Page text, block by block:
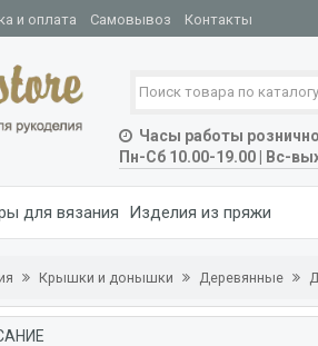
и оплата Самовывоз Контакты
Часы работы
Пн-Сб 10.00-19.00 | Вс-
для вязания Изделия из пряжи
Крышки и донышки Деревянные